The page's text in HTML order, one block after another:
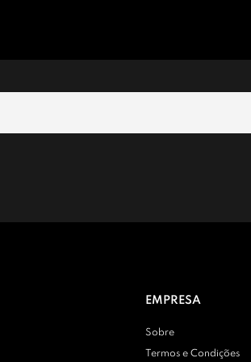
EMPRESA
Sobre
Termos e Condições